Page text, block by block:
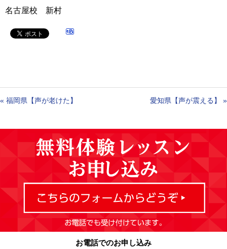
名古屋校 新村
« 福岡県【声が老けた】 愛知県【声が震える】 »
お電話でのお申し込み